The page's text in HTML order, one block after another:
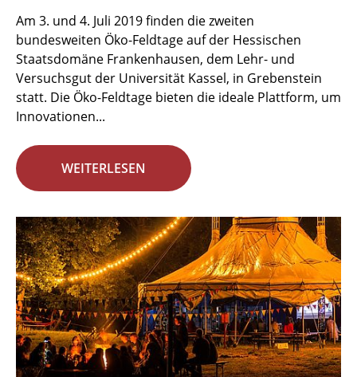
Am 3. und 4. Juli 2019 finden die zweiten
bundesweiten Öko-Feldtage auf der Hessischen
Staatsdomäne Frankenhausen, dem Lehr- und
Versuchsgut der Universität Kassel, in Grebenstein
statt. Die Öko-Feldtage bieten die ideale Plattform, um
Innovationen...
WEITERLESEN